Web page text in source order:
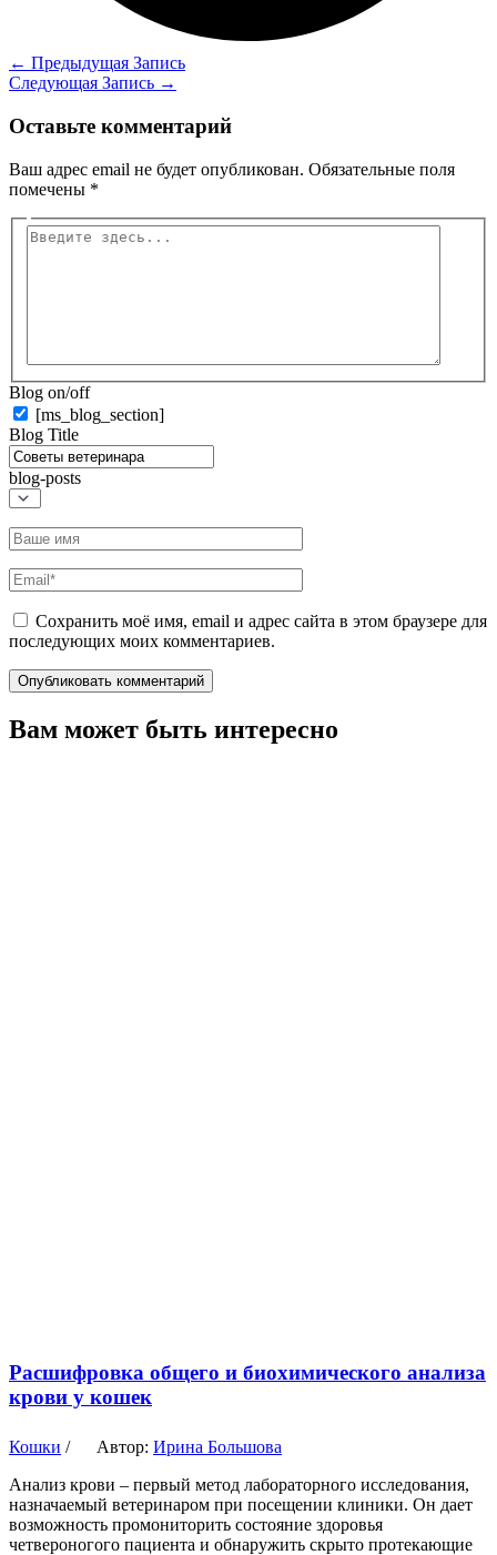
← Предыдущая Запись
Следующая Запись →
Оставьте комментарий
Ваш адрес email не будет опубликован. Обязательные поля
помечены *
Введите
Blog on/off
[ms_blog_section]
Blog Title
blog-posts
Название*
Email*
Сохранить моё имя, email и адрес сайта в этом браузере для
последующих моих комментариев.
Вам может быть интересно
Расшифровка общего и биохимического анализа
крови у кошек
Кошки / Автор: Ирина Большова
Анализ крови – первый метод лабораторного исследования,
назначаемый ветеринаром при посещении клиники. Он дает
возможность промониторить состояние здоровья
четвероногого пациента и обнаружить скрыто протекающие